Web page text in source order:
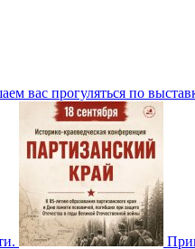
вас прогуляться по